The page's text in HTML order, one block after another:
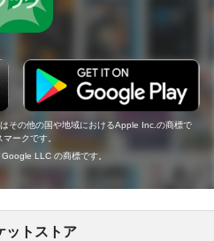
その他の国や地域におけるApple Inc.の商標で
ークです。
LLC の商標です。
ットストア